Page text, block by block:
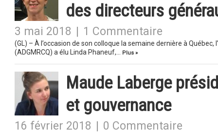
des directeurs
3 mai 2018 1 Commentaire
(GL) – À l’occasion de son colloque la semaine dernière à
(ADGMRCQ) a élu Linda Phaneuf,…
Plus »
Maude Laberge
et gouvernance
16 février 2018 0 Commentaire